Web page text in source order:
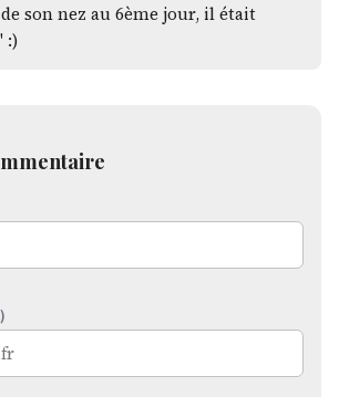
son nez au 6ème jour, il était
:)